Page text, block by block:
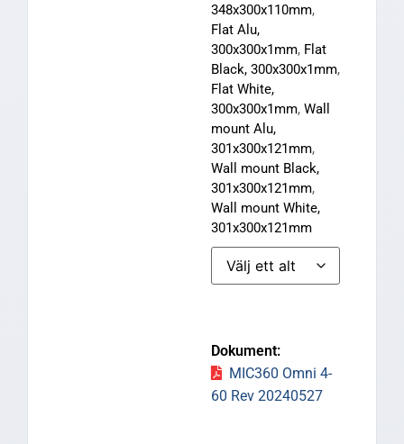
348x300x110mm,
Flat Alu,
300x300x1mm, Flat
Black, 300x300x1mm,
Flat White,
300x300x1mm, Wall
mount Alu,
301x300x121mm,
Wall mount Black,
301x300x121mm,
Wall mount White,
301x300x121mm
MIC360 Omni 4-
60 Rev 20240527